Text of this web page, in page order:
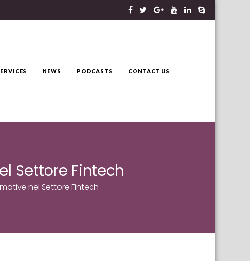
NEWS PODCASTS CONTACT US
Settore Fintech
nel Settore Fintech